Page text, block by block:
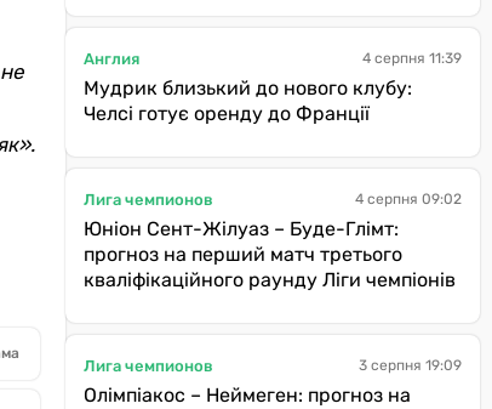
Англия 4 серпня 11:39
Мудрик близький до нового клубу:
Челсі готує оренду до Франції
Лига чемпионов 4 серпня 09:02
Юніон Сент-Жілуаз – Буде-Глімт:
прогноз на перший матч третього
кваліфікаційного раунду Ліги чемпіонів
Лига чемпионов 3 серпня 19:09
Олімпіакос – Неймеген: прогноз на